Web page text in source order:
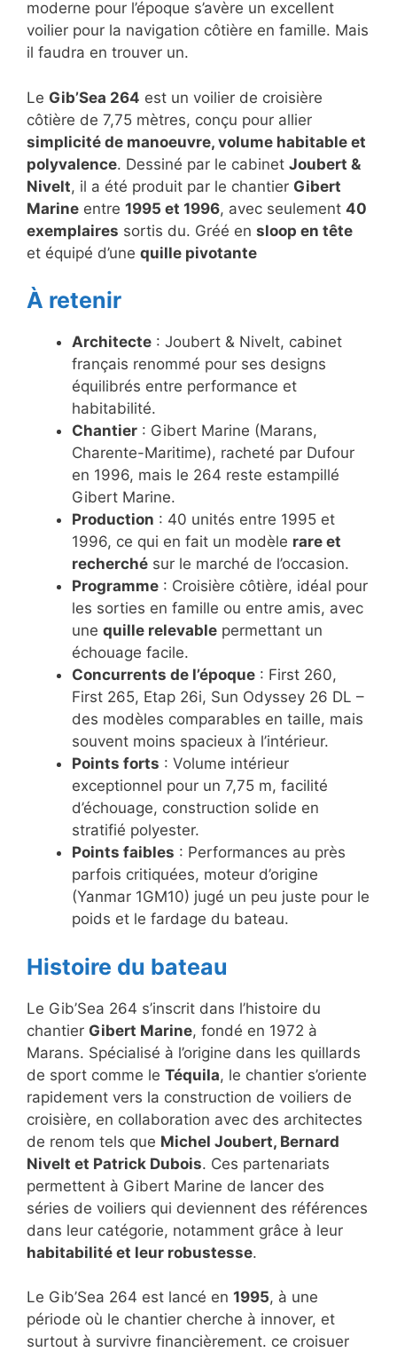
moderne pour l’époque s’avère un excellent
voilier pour la navigation côtière en famille. Mais
il faudra en trouver un.
Le Gib’Sea 264 est un voilier de croisière
côtière de 7,75 mètres, conçu pour allier
simplicité de manoeuvre, volume habitable et
polyvalence. Dessiné par le cabinet Joubert &
Nivelt, il a été produit par le chantier Gibert
Marine entre 1995 et 1996, avec seulement 40
exemplaires sortis du. Gréé en sloop en tête
et équipé d’une quille pivotante
À retenir
Architecte : Joubert & Nivelt, cabinet
français renommé pour ses designs
équilibrés entre performance et
habitabilité.
Chantier : Gibert Marine (Marans,
Charente-Maritime), racheté par Dufour
en 1996, mais le 264 reste estampillé
Gibert Marine.
Production : 40 unités entre 1995 et
1996, ce qui en fait un modèle rare et
recherché sur le marché de l’occasion.
Programme : Croisière côtière, idéal pour
les sorties en famille ou entre amis, avec
une quille relevable permettant un
échouage facile.
Concurrents de l’époque : First 260,
First 265, Etap 26i, Sun Odyssey 26 DL –
des modèles comparables en taille, mais
souvent moins spacieux à l’intérieur.
Points forts : Volume intérieur
exceptionnel pour un 7,75 m, facilité
d’échouage, construction solide en
stratifié polyester.
Points faibles : Performances au près
parfois critiquées, moteur d’origine
(Yanmar 1GM10) jugé un peu juste pour le
poids et le fardage du bateau.
Histoire du bateau
Le Gib’Sea 264 s’inscrit dans l’histoire du
chantier Gibert Marine, fondé en 1972 à
Marans. Spécialisé à l’origine dans les quillards
de sport comme le Téquila, le chantier s’oriente
rapidement vers la construction de voiliers de
croisière, en collaboration avec des architectes
de renom tels que Michel Joubert, Bernard
Nivelt et Patrick Dubois. Ces partenariats
permettent à Gibert Marine de lancer des
séries de voiliers qui deviennent des références
dans leur catégorie, notamment grâce à leur
habitabilité et leur robustesse.
Le Gib’Sea 264 est lancé en 1995, à une
période où le chantier cherche à innover, et
surtout à survivre financièrement. ce croisuer